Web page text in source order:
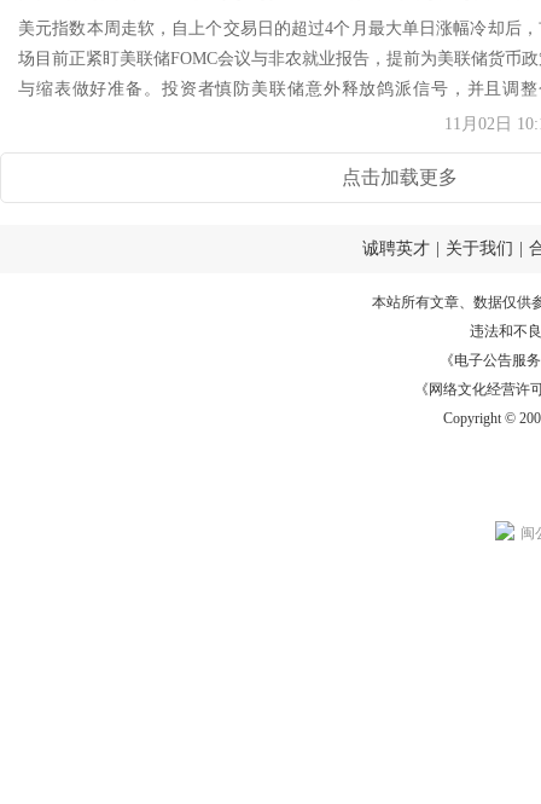
美元指数本周走软，自上个交易日的超过4个月最大单日涨幅冷却后
场目前正紧盯美联储FOMC会议与非农就业报告，提前为美联储货币
与缩表做好准备。投资者慎防美联储意外释放鸽派信号，并且调整
11月02日
点击加载更多
诚聘英才 关于我们
本站所有文章、数据仅供
违法和不
《电子公告服务
《网络文化经营许
Copyright ©
闽